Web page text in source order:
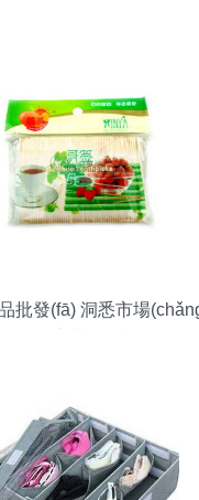
批發(fā) 洞悉市場